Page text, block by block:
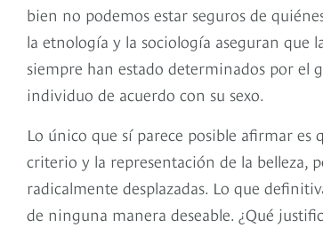
bien no podemos estar seguros de
la etnología y la sociología aseguran que
siempre han estado determinados por el
individuo de acuerdo con su sexo.
Lo único que sí parece posible afirmar
criterio y la representación de la belleza,
radicalmente desplazadas. Lo que
de ninguna manera deseable. ¿Qué